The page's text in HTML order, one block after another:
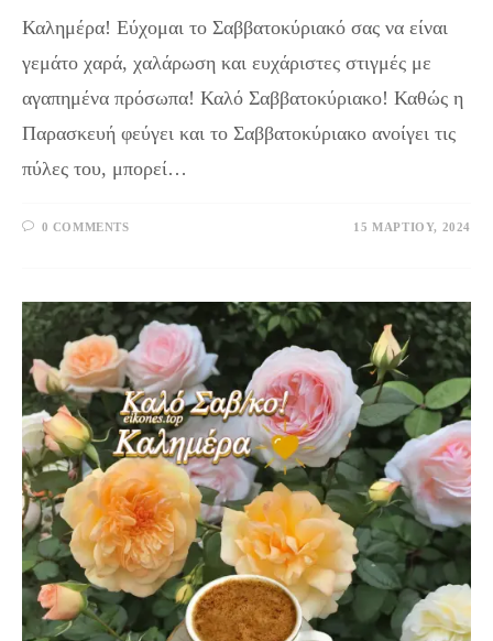
Καλημέρα! Εύχομαι το Σαββατοκύριακό σας να είναι
γεμάτο χαρά, χαλάρωση και ευχάριστες στιγμές με
αγαπημένα πρόσωπα! Καλό Σαββατοκύριακο! Καθώς η
Παρασκευή φεύγει και το Σαββατοκύριακο ανοίγει τις
πύλες του, μπορεί…
0 COMMENTS 15 ΜΑΡΤΊΟΥ, 2024